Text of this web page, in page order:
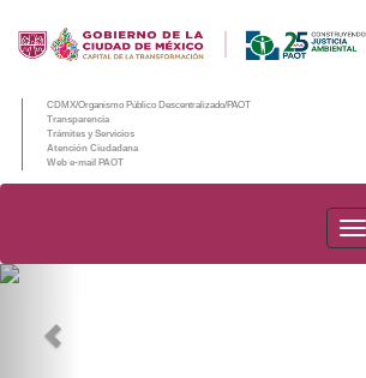
CDMX/Organismo Público Descentralizado/PAOT
Transparencia
Trámites y Servicios
Atención Ciudadana
Web e-mail PAOT